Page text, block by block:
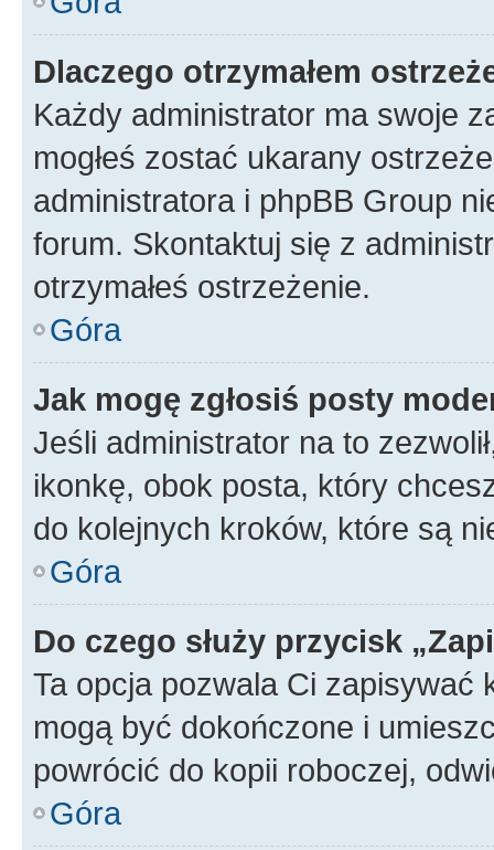
Dlaczego otrzymałem
Każdy administrator ma swoje
mogłeś zostać ukarany
administratora i phpBB Group
forum. Skontaktuj się z
otrzymałeś ostrzeżenie.
Góra
Jak mogę zgłosiś posty
Jeśli administrator na to
ikonkę, obok posta, który
do kolejnych kroków, które są
Góra
Do czego służy przycisk
Ta opcja pozwala Ci zapisywać
mogą być dokończone i
powrócić do kopii roboczej,
Góra